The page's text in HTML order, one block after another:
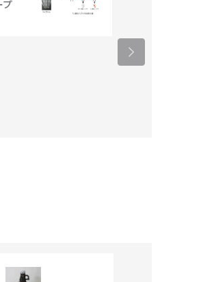
プ
スグループ